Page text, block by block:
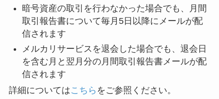
暗号資産の取引を行わなかった場合でも、月間
取引報告書について毎月5日以降にメールが配
信されます
メルカリサービスを退会した場合でも、退会日
を含む月と翌月分の月間取引報告書メールが配
信されます
詳細についてはこちら をご参照ください。